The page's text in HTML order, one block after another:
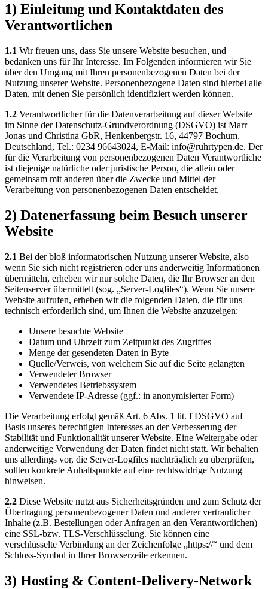
1) Einleitung und Kontaktdaten des
Verantwortlichen
1.1 Wir freuen uns, dass Sie unsere Website besuchen, und
bedanken uns für Ihr Interesse. Im Folgenden informieren wir Sie
über den Umgang mit Ihren personenbezogenen Daten bei der
Nutzung unserer Website. Personenbezogene Daten sind hierbei alle
Daten, mit denen Sie persönlich identifiziert werden können.
1.2 Verantwortlicher für die Datenverarbeitung auf dieser Website
im Sinne der Datenschutz-Grundverordnung (DSGVO) ist Marr
Jonas und Christina GbR, Henkenbergstr. 16, 44797 Bochum,
Deutschland, Tel.: 0234 96643024, E-Mail: info@ruhrtypen.de. Der
für die Verarbeitung von personenbezogenen Daten Verantwortliche
ist diejenige natürliche oder juristische Person, die allein oder
gemeinsam mit anderen über die Zwecke und Mittel der
Verarbeitung von personenbezogenen Daten entscheidet.
2) Datenerfassung beim Besuch unserer
Website
2.1 Bei der bloß informatorischen Nutzung unserer Website, also
wenn Sie sich nicht registrieren oder uns anderweitig Informationen
übermitteln, erheben wir nur solche Daten, die Ihr Browser an den
Seitenserver übermittelt (sog. „Server-Logfiles“). Wenn Sie unsere
Website aufrufen, erheben wir die folgenden Daten, die für uns
technisch erforderlich sind, um Ihnen die Website anzuzeigen:
Unsere besuchte Website
Datum und Uhrzeit zum Zeitpunkt des Zugriffes
Menge der gesendeten Daten in Byte
Quelle/Verweis, von welchem Sie auf die Seite gelangten
Verwendeter Browser
Verwendetes Betriebssystem
Verwendete IP-Adresse (ggf.: in anonymisierter Form)
Die Verarbeitung erfolgt gemäß Art. 6 Abs. 1 lit. f DSGVO auf
Basis unseres berechtigten Interesses an der Verbesserung der
Stabilität und Funktionalität unserer Website. Eine Weitergabe oder
anderweitige Verwendung der Daten findet nicht statt. Wir behalten
uns allerdings vor, die Server-Logfiles nachträglich zu überprüfen,
sollten konkrete Anhaltspunkte auf eine rechtswidrige Nutzung
hinweisen.
2.2 Diese Website nutzt aus Sicherheitsgründen und zum Schutz der
Übertragung personenbezogener Daten und anderer vertraulicher
Inhalte (z.B. Bestellungen oder Anfragen an den Verantwortlichen)
eine SSL-bzw. TLS-Verschlüsselung. Sie können eine
verschlüsselte Verbindung an der Zeichenfolge „https://“ und dem
Schloss-Symbol in Ihrer Browserzeile erkennen.
3) Hosting & Content-Delivery-Network